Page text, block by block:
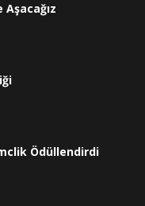
Ödüllendirdi